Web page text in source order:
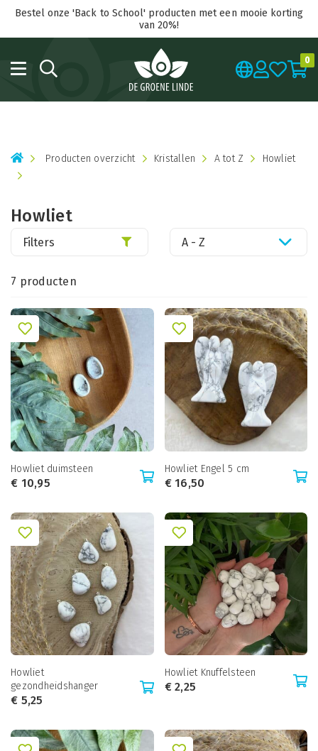
Bestel onze 'Back to School' producten met een mooie korting
van 20%!
0
Producten overzicht Kristallen A tot Z Howliet
Howliet
7 producten
Filters A - Z
Howliet duimsteen
€ 10,95
Howliet Engel 5 cm
€16,50
Howliet
gezondheidshanger
€ 5,25
Howliet Knuffelsteen
€2,25